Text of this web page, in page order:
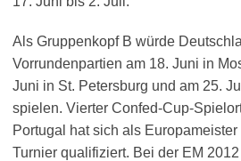
Als Gruppenkopf B würde
Vorrundenpartien am 18. Juni in
Juni in St. Petersburg und am 25.
spielen. Vierter Confed-Cup-
Portugal hat sich als
Turnier qualifiziert. Bei der EM